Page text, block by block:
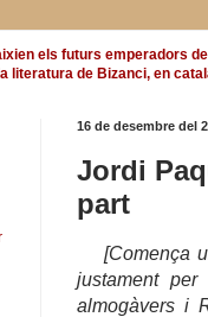
els futurs emperadors
literatura de Bizanci, en
16 de desembre del
Jordi
part
[Comença
justament
almogàvers i